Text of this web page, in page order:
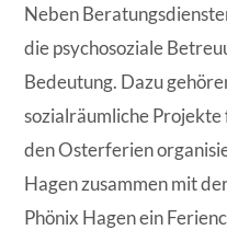
Neben
die psychosoziale
Bedeutung. Dazu
sozialräumliche
den Osterferien
Hagen zusammen mit
Phönix Hagen ein